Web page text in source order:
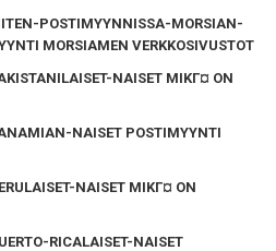
POSTIMYYNNISSA-MORSIAN-
MORSIAMEN VERKKOSIVUSTOT
NAISET MIKГ¤ ON
NAISET POSTIMYYNTI
NAISET MIKГ¤ ON
RICALAISET-NAISET